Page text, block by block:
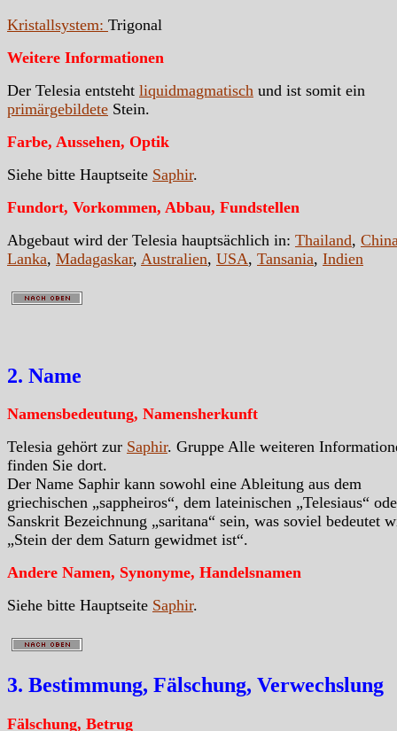
Kristallsystem: Trigonal
Weitere Informationen
Der Telesia entsteht liquidmagmatisch und ist somit ein
primärgebildete Stein.
Farbe, Aussehen, Optik
Siehe bitte Hauptseite Saphir.
Fundort, Vorkommen, Abbau, Fundstellen
Abgebaut wird der Telesia hauptsächlich in: Thailand,
Lanka, Madagaskar, Australien, USA, Tansania, Indien
2. Name
Namensbedeutung, Namensherkunft
Telesia gehört zur Saphir. Gruppe Alle weiteren
finden Sie dort.
Der Name Saphir kann sowohl eine Ableitung aus dem
griechischen „sappheiros“, dem lateinischen „Telesiaus“
Sanskrit Bezeichnung „saritana“ sein, was soviel bedeutet
„Stein der dem Saturn gewidmet ist“.
Andere Namen, Synonyme, Handelsnamen
Siehe bitte Hauptseite Saphir.
3. Bestimmung, Fälschung, Verwechslung
Fälschung, Betrug